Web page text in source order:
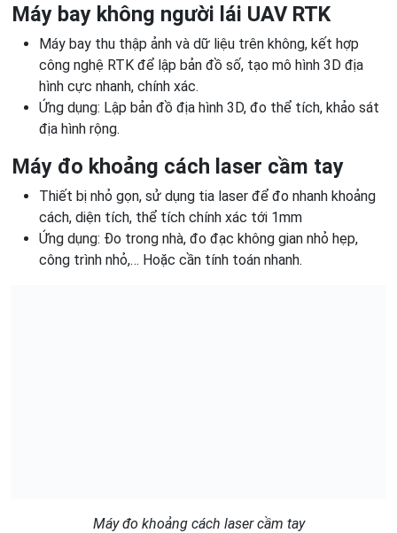
Máy bay không người lái UAV RTK
Máy bay thu thập ảnh và dữ liệu trên không, kết hợp
công nghệ RTK để lập bản đồ số, tạo mô hình 3D địa
hình cực nhanh, chính xác.
Ứng dụng: Lập bản đồ địa hình 3D, đo thể tích, khảo sát
địa hình rộng.
Máy đo khoảng cách laser cầm tay
Thiết bị nhỏ gọn, sử dụng tia laser để đo nhanh khoảng
cách, diện tích, thể tích chính xác tới 1mm
Ứng dụng: Đo trong nhà, đo đạc không gian nhỏ hẹp,
công trình nhỏ,… Hoặc cần tính toán nhanh.
Máy đo khoảng cách laser cầm tay